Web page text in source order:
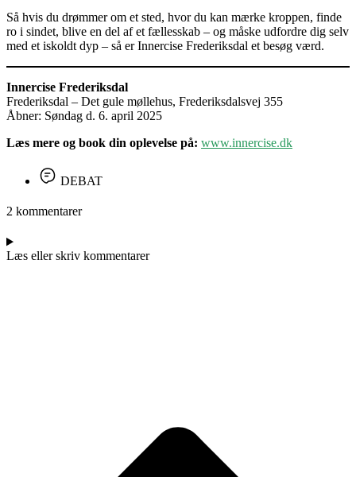
Så hvis du drømmer om et sted, hvor du kan mærke kroppen, finde
ro i sindet, blive en del af et fællesskab – og måske udfordre dig selv
med et iskoldt dyp – så er Innercise Frederiksdal et besøg værd.
Innercise Frederiksdal
Frederiksdal – Det gule møllehus, Frederiksdalsvej 355
Åbner: Søndag d. 6. april 2025
Læs mere og book din oplevelse på: www.innercise.dk
DEBAT
2 kommentarer
Læs eller skriv kommentarer